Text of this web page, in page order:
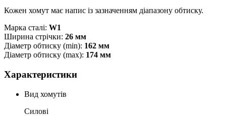
Кожен хомут має напис із зазначенням діапазону обтиску.
Марка сталі: W1
Ширина стрічки: 26 мм
Діаметр обтиску (min): 162 мм
Діаметр обтиску (max): 174 мм
Характеристики
Вид хомутів
Силові